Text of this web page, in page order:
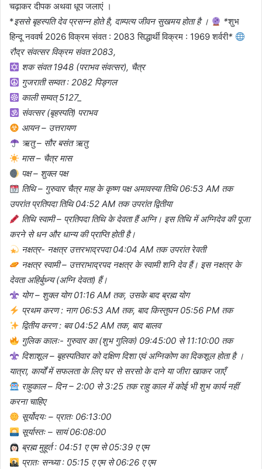
चढ़ाकर दीपक अथवा धूप जलाएं ।
*इससे बृहस्पति देव प्रसन्न होते है, दाम्पत्य जीवन सुखमय होता है । *शुभ
हिन्दू नववर्ष 2026 विक्रम संवत : 2083 सिद्धार्थी विक्रम : 1969 शर्वरी*
रौद्र संवत्सर विक्रम संवत 2083,
शक संवत 1948 (पराभव संवत्सर), चैत्र
गुजराती सम्वत : 2082 पिङ्गल
काली सम्वत् 5127_
संवत्सर (बृहस्पति) पराभव
आयन – उत्तरायण
ऋतु – सौर बसंत ऋतु
मास – चैत्र मास
पक्ष – शुक्ल पक्ष
तिथि – गुरुवार चैत्र माह के कृष्ण पक्ष अमावस्या तिथि 06:53 AM तक
उपरांत प्रतिपदा तिथि 04:52 AM तक उपरांत द्वितीया
तिथि स्वामी – प्रतिपदा तिथि के देवता हैं अग्नि। इस तिथि में अग्निदेव की पूजा
करने से धन और धान्य की प्राप्ति होती है।
नक्षत्र- नक्षत्र उत्तरभाद्रपदा 04:04 AM तक उपरांत रेवती
नक्षत्र स्वामी – उत्तराभाद्रपद नक्षत्र के स्वामी शनि देव हैं। इस नक्षत्र के
देवता अहिर्बुध्न्य (अग्नि देवता) हैं।
योग – शुक्ल योग 01:16 AM तक, उसके बाद ब्रह्म योग
प्रथम करण : नाग 06:53 AM तक, बाद किस्तुघन 05:56 PM तक
द्वितीय करण : बव 04:52 AM तक, बाद बालव
गुलिक कालः- गुरुवार का (शुभ गुलिक) 09:45:00 से 11:10:00 तक
दिशाशूल – बृहस्पतिवार को दक्षिण दिशा एवं अग्निकोण का दिकशूल होता है ।
यात्रा, कार्यों में सफलता के लिए घर से सरसो के दाने या जीरा खाकर जाएँ
राहुकाल – दिन – 2:00 से 3:25 तक राहु काल में कोई भी शुभ कार्य नहीं
करना चाहिए
सूर्योदयः – प्रातः 06:13:00
सूर्यास्तः – सायं 06:08:00
ब्रह्म मुहूर्त : 04:51 ए एम से 05:39 ए एम
प्रातः सन्ध्या : 05:15 ए एम से 06:26 ए एम